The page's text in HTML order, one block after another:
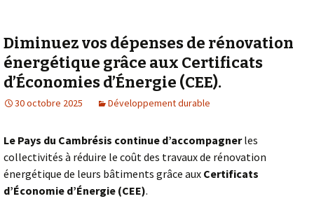
Diminuez vos dépenses de rénovation
énergétique grâce aux Certificats
d’Économies d’Énergie (CEE).
30 octobre 2025 Développement durable
Le Pays du Cambrésis continue d’accompagnerles
collectivités à réduire le coût des travaux de rénovation
énergétique de leurs bâtiments grâce aux Certificats
d’Économie d’Énergie (CEE).